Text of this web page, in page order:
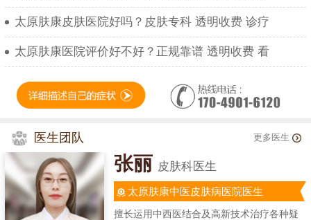
太原肤康皮肤医院好吗？皮肤专科 透明收费 诊疗
太原肤康医院评价好不好？正规靠谱 透明收费 看
医生团队 更多医生
张丽 皮肤科医生
太原肤康中医皮肤病医院医生
擅长运用中西医结合及高新技术治疗各种疑